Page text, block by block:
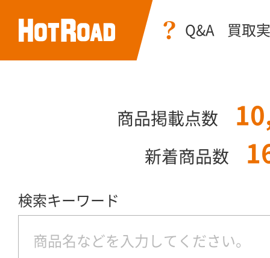
Q&A 買取
商品掲載点数
新着商品数
検索キーワード